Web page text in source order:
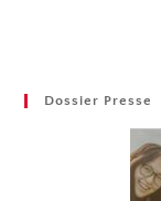
Dossier Presse